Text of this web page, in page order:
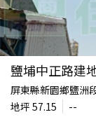
鹽埔中正路建
屏東縣新園鄉鹽洲
地坪 57.15
--